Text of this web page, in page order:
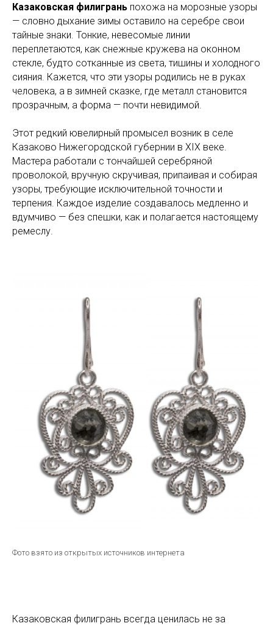
Казаковская филигрань похожа на морозные узоры
— словно дыхание зимы оставило на серебре свои
тайные знаки. Тонкие, невесомые линии
переплетаются, как снежные кружева на оконном
стекле, будто сотканные из света, тишины и холодного
сияния. Кажется, что эти узоры родились не в руках
человека, а в зимней сказке, где металл становится
прозрачным, а форма — почти невидимой.
Этот редкий ювелирный промысел возник в селе
Казаково Нижегородской губернии в XIX веке.
Мастера работали с тончайшей серебряной
проволокой, вручную скручивая, припаивая и собирая
узоры, требующие исключительной точности и
терпения. Каждое изделие создавалось медленно и
вдумчиво — без спешки, как и полагается настоящему
ремеслу.
Фото взято из открытых источников интернета
Казаковская филигрань всегда ценилась не за